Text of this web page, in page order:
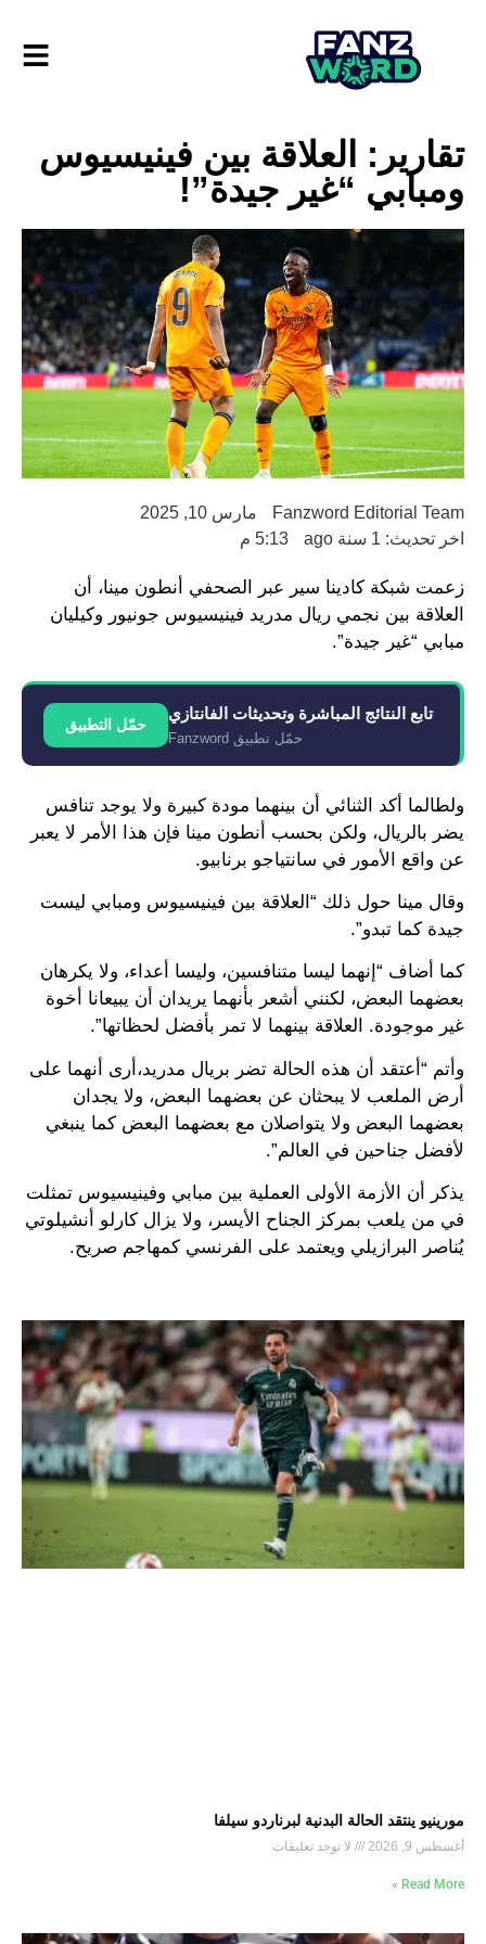
تقارير: العلاقة بين فينيسيوس
ومبابي “غير جيدة”!
Fanzword Editorial Team
مارس 10, 2025
اخر تحديث: 1 سنة ago
5:13 م
زعمت شبكة كادينا سير عبر الصحفي أنطون مينا، أن
العلاقة بين نجمي ريال مدريد فينيسيوس جونيور وكيليان
مبابي “غير جيدة”.
تابع النتائج المباشرة وتحديثات الفانتازي
حمّل تطبيق Fanzword
حمّل التطبيق
ولطالما أكد الثنائي أن بينهما مودة كبيرة ولا يوجد تنافس
يضر بالريال، ولكن بحسب أنطون مينا فإن هذا الأمر لا يعبر
عن واقع الأمور في سانتياجو برنابيو.
وقال مينا حول ذلك “العلاقة بين فينيسيوس ومبابي ليست
جيدة كما تبدو”.
كما أضاف “إنهما ليسا متنافسين، وليسا أعداء، ولا يكرهان
بعضهما البعض، لكنني أشعر بأنهما يريدان أن يبيعانا أخوة
غير موجودة. العلاقة بينهما لا تمر بأفضل لحظاتها”.
وأتم “أعتقد أن هذه الحالة تضر بريال مدريد،أرى أنهما على
أرض الملعب لا يبحثان عن بعضهما البعض، ولا يجدان
بعضهما البعض ولا يتواصلان مع بعضهما البعض كما ينبغي
لأفضل جناحين في العالم”.
يذكر أن الأزمة الأولى العملية بين مبابي وفينيسيوس تمثلت
في من يلعب بمركز الجناح الأيسر، ولا يزال كارلو أنشيلوتي
يُناصر البرازيلي ويعتمد على الفرنسي كمهاجم صريح.
مورينيو ينتقد الحالة البدنية لبرناردو سيلفا
أغسطس 9, 2026 لا توجد تعليقات
Read More »